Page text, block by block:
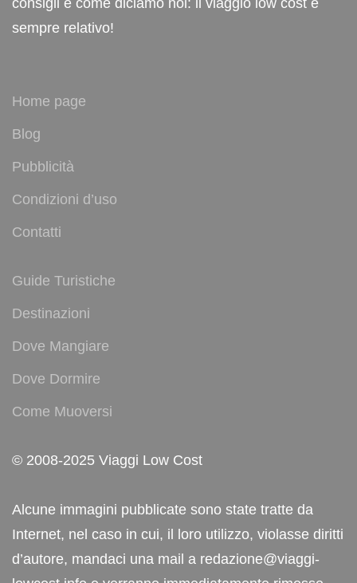
consigli e come diciamo noi: il viaggio low cost è
sempre relativo!
Home page
Blog
Pubblicità
Condizioni d’uso
Contatti
Guide Turistiche
Destinazioni
Dove Mangiare
Dove Dormire
Come Muoversi
© 2008-2025 Viaggi Low Cost
Alcune immagini pubblicate sono state tratte da
Internet, nel caso in cui, il loro utilizzo, violasse diritti
d’autore, mandaci una mail a redazione@viaggi-